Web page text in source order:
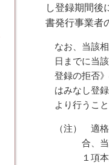
し登録期間後
書発行事業者
なお、当該
日までに当
登録の拒否
はみなし登
より行うこと
（注） 適
合、
１項